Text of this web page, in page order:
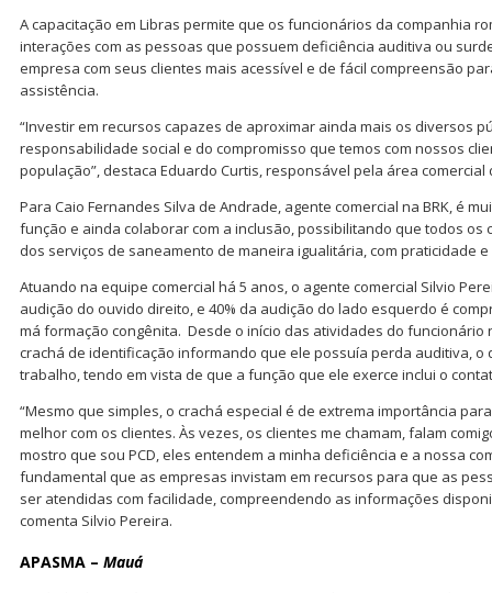
A capacitação em Libras permite que os funcionários da companhia
interações com as pessoas que possuem deficiência auditiva ou
empresa com seus clientes mais acessível e de fácil compreensão
assistência.
“Investir em recursos capazes de aproximar ainda mais os diversos
responsabilidade social e do compromisso que temos com nossos
população”, destaca Eduardo Curtis, responsável pela área comercial
Para Caio Fernandes Silva de Andrade, agente comercial na BRK, é
função e ainda colaborar com a inclusão, possibilitando que todos
dos serviços de saneamento de maneira igualitária, com praticidade
Atuando na equipe comercial há 5 anos, o agente comercial Silvio
audição do ouvido direito, e 40% da audição do lado esquerdo é
má formação congênita. Desde o início das atividades do funcionário
crachá de identificação informando que ele possuía perda auditiva, o
trabalho, tendo em vista de que a função que ele exerce inclui o
“Mesmo que simples, o crachá especial é de extrema importância
melhor com os clientes. Às vezes, os clientes me chamam, falam
mostro que sou PCD, eles entendem a minha deficiência e a nossa
fundamental que as empresas invistam em recursos para que as
ser atendidas com facilidade, compreendendo as informações
comenta Silvio Pereira.
APASMA – Mauá